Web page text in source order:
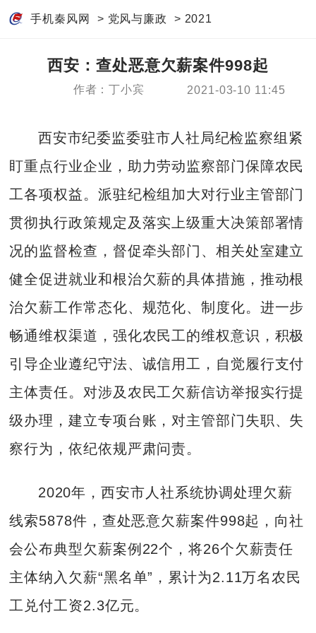
手机秦风网 > 党风与廉政 > 2021
西安：查处恶意欠薪案件998起
作者：丁小宾 2021-03-10 11:45
西安市纪委监委驻市人社局纪检监察组紧
盯重点行业企业，助力劳动监察部门保障农民
工各项权益。派驻纪检组加大对行业主管部门
贯彻执行政策规定及落实上级重大决策部署情
况的监督检查，督促牵头部门、相关处室建立
健全促进就业和根治欠薪的具体措施，推动根
治欠薪工作常态化、规范化、制度化。进一步
畅通维权渠道，强化农民工的维权意识，积极
引导企业遵纪守法、诚信用工，自觉履行支付
主体责任。对涉及农民工欠薪信访举报实行提
级办理，建立专项台账，对主管部门失职、失
察行为，依纪依规严肃问责。
2020年，西安市人社系统协调处理欠薪
线索5878件，查处恶意欠薪案件998起，向社
会公布典型欠薪案例22个，将26个欠薪责任
主体纳入欠薪“黑名单”，累计为2.11万名农民
工兑付工资2.3亿元。